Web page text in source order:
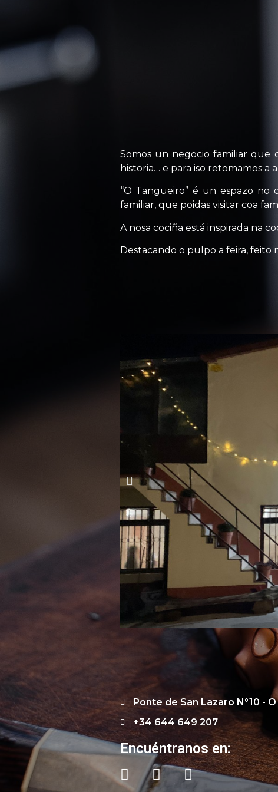
Somos un negocio familiar que
historia… e para iso retomamos a
“O Tangueiro” é un espazo
familiar, que poidas visitar coa
A nosa cociña está inspirada na
Destacando o pulpo a feira, feito
Ponte de San Lazaro N°10 -
+34 644 649 207
Encuéntranos en: